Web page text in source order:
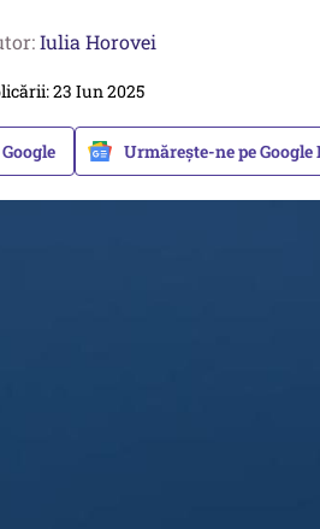
Iulia Horovei
23 Iun 2025
Urmărește-ne pe Google